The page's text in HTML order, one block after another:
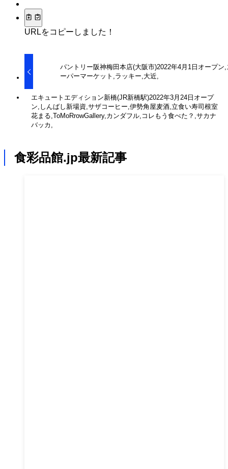
URLをコピーしました！
パントリー阪神梅田本店(大阪市)2022年4月1日オープン,
ーパーマーケット,ラッキー,大近,
エキュートエディション新橋(JR新橋駅)2022年3月24日オープ
ン,しんばし新場資,サザコーヒー,伊勢角屋麦酒,立食い寿司根室
花まる,ToMoRrowGallery,カンダフル,コレもう食べた？,サカナ
バッカ,
食彩品館.jp最新記事